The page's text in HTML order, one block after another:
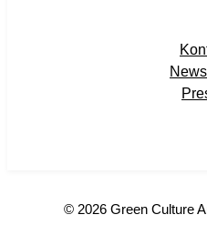
© 2026 Green Culture